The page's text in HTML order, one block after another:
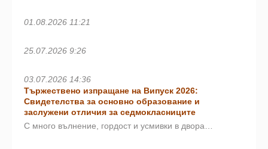
01.08.2026 11:21
25.07.2026 9:26
03.07.2026 14:36
Тържествено изпращане на Випуск 2026:
Свидетелства за основно образование и
заслужени отличия за седмокласниците
С много вълнение, гордост и усмивки в двора…